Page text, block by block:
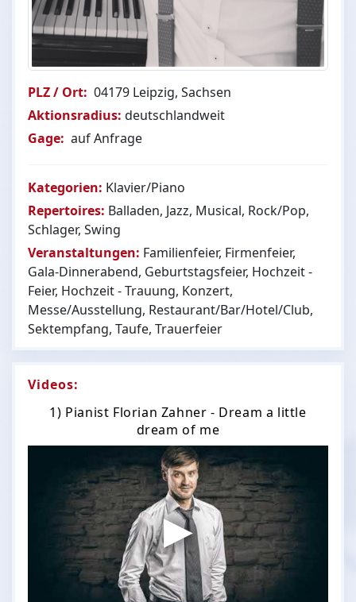
PLZ / Ort: 04179 Leipzig, Sachsen
Aktionsradius: deutschlandweit
Gage: auf Anfrage
Kategorien: Klavier/Piano
Repertoires: Balladen, Jazz, Musical, Rock/Pop,
Schlager, Swing
Veranstaltungen: Familienfeier, Firmenfeier,
Gala-Dinnerabend, Geburtstagsfeier, Hochzeit -
Feier, Hochzeit - Trauung, Konzert,
Messe/Ausstellung, Restaurant/Bar/Hotel/Club,
Sektempfang, Taufe, Trauerfeier
Videos:
1) Pianist Florian Zahner - Dream a little
dream of me